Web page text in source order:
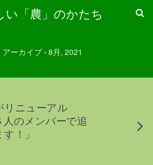
い「農」のかたち
アーカイブ › 8月, 2021
リニューアル
人のメンバーで追
！」